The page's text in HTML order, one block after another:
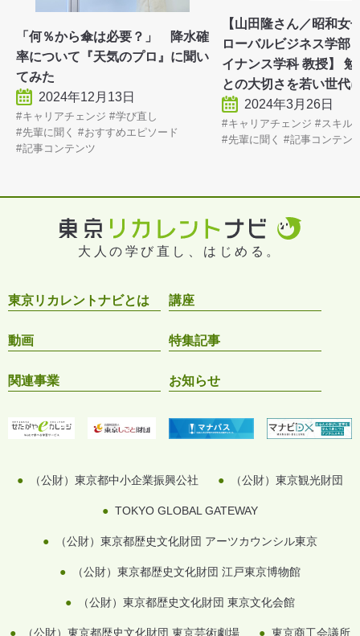
「何％から傘は必要？」 降水確
率について『天気のプロ』に聞い
てみた
2024年12月13日
キャリアチェンジ
学び直し
先輩に聞く
おすすめエピソード
記事コンテンツ
【山田隆さん／昭和女
ローバルビジネス学部
イナンス学科 教授】
との大切さを若い世代
2024年3月26日
キャリアチェンジ
スキル
先輩に聞く
記事コンテン
大人の学び直し、はじめる。
東京リカレントナビとは 講座
動画 特集記事
関連事業 お知らせ
（公財）東京都中小企業振興公社 （公財）東京観光財団
TOKYO GLOBAL GATEWAY
（公財）東京都歴史文化財団 アーツカウンシル東京
（公財）東京都歴史文化財団 江戸東京博物館
（公財）東京都歴史文化財団 東京文化会館
（公財）東京都歴史文化財団 東京芸術劇場 東京商工会議所